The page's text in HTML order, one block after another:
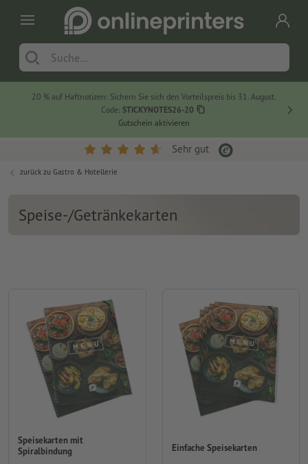
20 % auf Haftnotizen: Sichern Sie sich den Vorteilspreis bis 31. August.
Code: STICKYNOTES26-20
Gutschein aktivieren
Sehr gut
zurück zu Gastro & Hotellerie
Speise-/Getränkekarten
Speisekarten mit
Spiralbindung
Einfache Speisekarten